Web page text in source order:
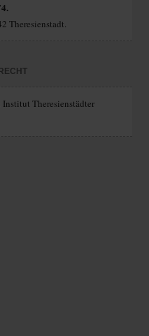
Theresienstadt.
Theresienstädter